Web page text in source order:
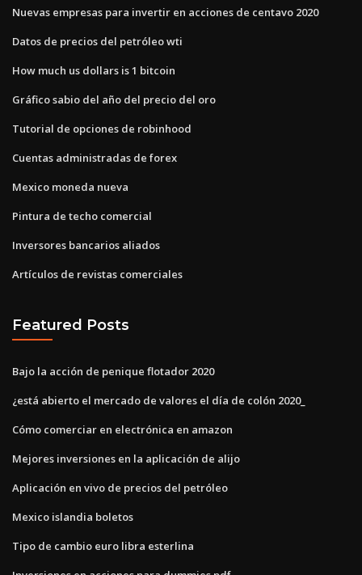
Nuevas empresas para invertir en acciones de centavo 2020
Datos de precios del petróleo wti
How much us dollars is 1 bitcoin
Gráfico sabio del año del precio del oro
Tutorial de opciones de robinhood
Cuentas administradas de forex
Mexico moneda nueva
Pintura de techo comercial
Inversores bancarios aliados
Artículos de revistas comerciales
Featured Posts
Bajo la acción de penique flotador 2020
¿está abierto el mercado de valores el día de colón 2020_
Cómo comerciar en electrónica en amazon
Mejores inversiones en la aplicación de alijo
Aplicación en vivo de precios del petróleo
Mexico islandia boletos
Tipo de cambio euro libra esterlina